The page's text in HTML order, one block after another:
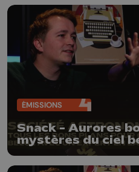
ÉMISSIONS
Snack - Aurores
mystères du ciel
Astronomique de
ses secrets